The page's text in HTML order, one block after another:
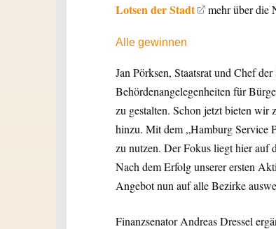
Lotsen der Stadt
mehr über die
Alle gewinnen
Jan Pörksen, Staatsrat und Chef
Behördenangelegenheiten für
zu gestalten. Schon jetzt bieten wir
hinzu. Mit dem „Hamburg Service
zu nutzen. Der Fokus liegt hier auf
Nach dem Erfolg unserer ersten
Angebot nun auf alle Bezirke
Finanzsenator Andreas Dressel